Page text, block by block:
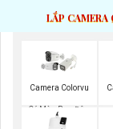
LẮP CAMERA
Camera Colorvu
Có Màu Ban Đêm